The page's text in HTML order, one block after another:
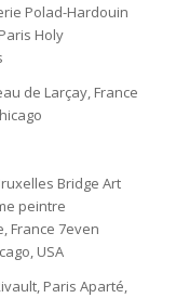
Polad-Hardouin
Holy
de Larçay, France
Bridge Art
peintre
France 7even
USA
Paris Aparté,